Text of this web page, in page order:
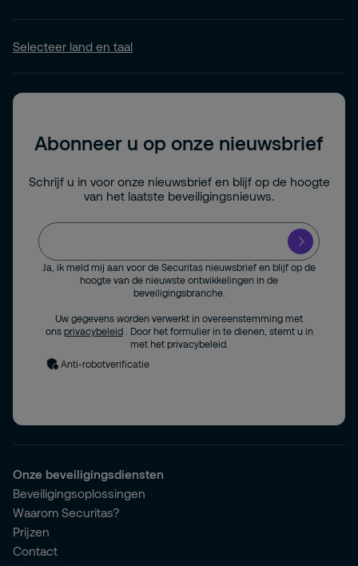
Selecteer land en taal
Abonneer u op onze nieuwsbrief
Schrijf u in voor onze nieuwsbrief en blijf op de hoogte
van het laatste beveiligingsnieuws.
Ja, ik meld mij aan voor de Securitas nieuwsbrief en blijf op de
hoogte van de nieuwste ontwikkelingen in de
beveiligingsbranche.
Uw gegevens worden verwerkt in overeenstemming met
ons privacybeleid
. Door het formulier in te dienen, stemt u in
met het privacybeleid.
Anti-robotverificatie
Onze beveiligingsdiensten
Beveiligingsoplossingen
Waarom Securitas?
Prijzen
Contact